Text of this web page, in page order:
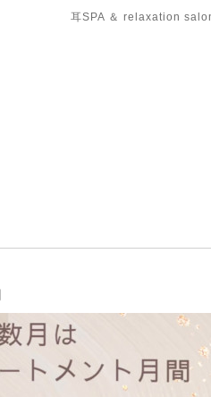
耳SPA ＆ relaxation